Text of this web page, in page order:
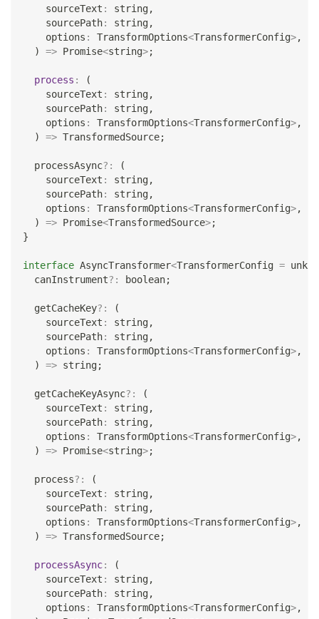
    sourceText
: string,
    sourcePath
: string,
    options
: TransformOptions<TransformerConfig>,
)
=> Promise<string>;
process :
(
    sourceText
: string,
    sourcePath
: string,
    options
: TransformOptions<TransformerConfig>,
)
=> TransformedSource;
  processAsync
? :
(
    sourceText
: string,
    sourcePath
: string,
    options
: TransformOptions<TransformerConfig>,
)
=> Promise<TransformedSource>;
}
interface AsyncTransformer<TransformerConfig =
  canInstrument
? : boolean;
  getCacheKey
? :
(
    sourceText
: string,
    sourcePath
: string,
    options
: TransformOptions<TransformerConfig>,
)
=> string;
  getCacheKeyAsync
? :
(
    sourceText
: string,
    sourcePath
: string,
    options
: TransformOptions<TransformerConfig>,
)
=> Promise<string>;
  process
? :
(
    sourceText
: string,
    sourcePath
: string,
    options
: TransformOptions<TransformerConfig>,
)
=> TransformedSource;
processAsync:
(
    sourceText
: string,
    sourcePath
: string,
    options
: TransformOptions<TransformerConfig>,